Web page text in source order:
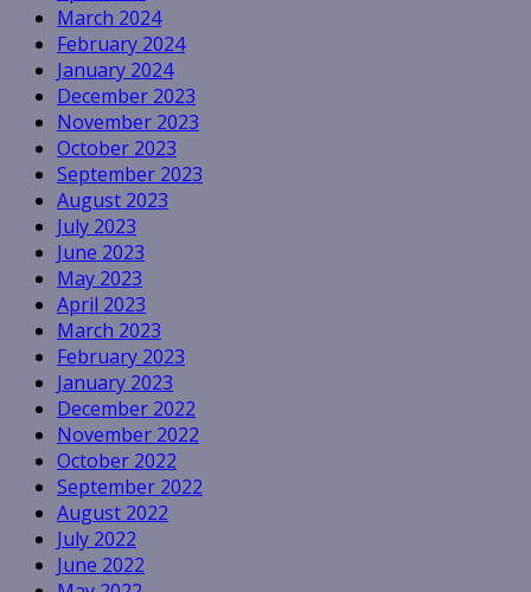
March 2024
February 2024
January 2024
December 2023
November 2023
October 2023
September 2023
August 2023
July 2023
June 2023
May 2023
April 2023
March 2023
February 2023
January 2023
December 2022
November 2022
October 2022
September 2022
August 2022
July 2022
June 2022